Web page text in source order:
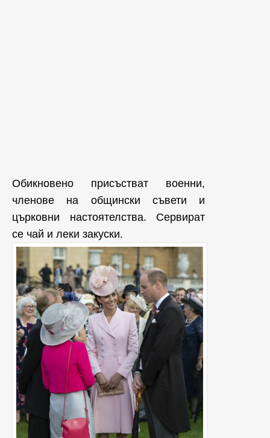
Обикновено присъстват военни,
членове на общински съвети и
църковни настоятелства. Сервират
се чай и леки закуски.